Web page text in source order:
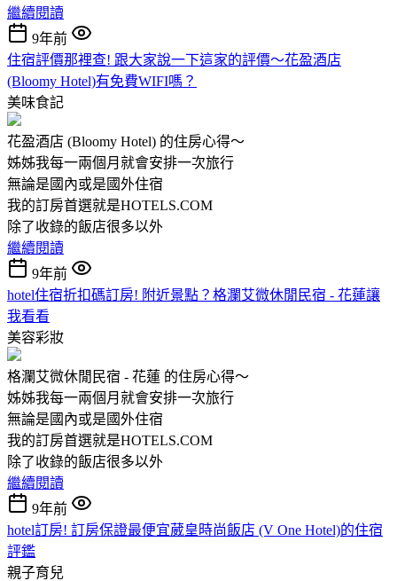
繼續閱讀
9年前
住宿評價那裡查! 跟大家說一下這家的評價～花盈酒店
(Bloomy Hotel)有免費WIFI嗎？
美味食記
花盈酒店 (Bloomy Hotel) 的住房心得～
姊姊我每一兩個月就會安排一次旅行
無論是國內或是國外住宿
我的訂房首選就是HOTELS.COM
除了收錄的飯店很多以外
繼續閱讀
9年前
hotel住宿折扣碼訂房! 附近景點？格瀾艾微休閒民宿 - 花蓮讓
我看看
美容彩妝
格瀾艾微休閒民宿 - 花蓮 的住房心得～
姊姊我每一兩個月就會安排一次旅行
無論是國內或是國外住宿
我的訂房首選就是HOTELS.COM
除了收錄的飯店很多以外
繼續閱讀
9年前
hotel訂房! 訂房保證最便宜葳皇時尚飯店 (V One Hotel)的住宿
評鑑
親子育兒